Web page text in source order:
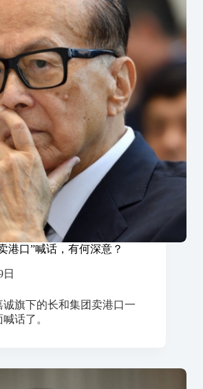
港口”喊话，有何深意？
旗下的长和集团卖港口一
话了。